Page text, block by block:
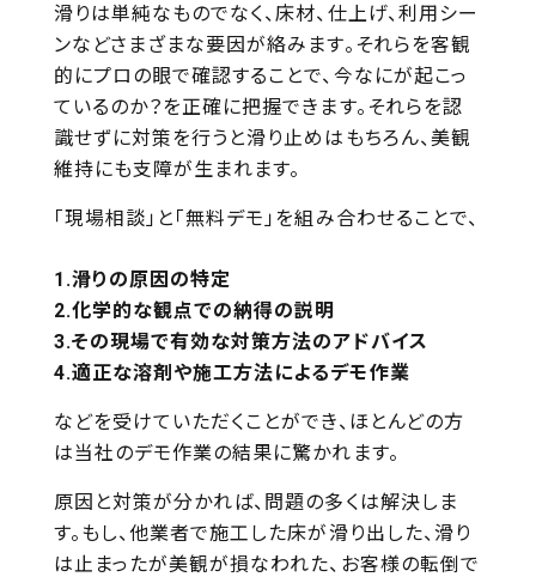
滑りは単純なものでなく、床材、仕上げ、利用シー
ンなどさまざまな要因が絡みます。それらを客観
的にプロの眼で確認することで、今なにが起こっ
ているのか？を正確に把握できます。それらを認
識せずに対策を行うと滑り止めはもちろん、美観
維持にも支障が生まれます。
「現場相談」と「無料デモ」を組み合わせることで、
滑りの原因の特定
化学的な観点での納得の説明
その現場で有効な対策方法のアドバイス
適正な溶剤や施工方法によるデモ作業
などを受けていただくことができ、ほとんどの方
は当社のデモ作業の結果に驚かれます。
原因と対策が分かれば、問題の多くは解決しま
す。もし、他業者で施工した床が滑り出した、滑り
は止まったが美観が損なわれた、お客様の転倒で